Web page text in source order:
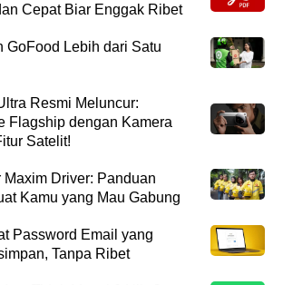
Cepat Biar Enggak Ribet
GoFood Lebih dari Satu
Resmi Meluncur:
Flagship dengan Kamera
Satelit!
Maxim Driver: Panduan
Kamu yang Mau Gabung
Password Email yang
Tanpa Ribet